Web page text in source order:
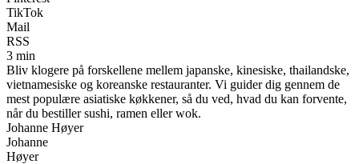
TikTok
Mail
RSS
3 min
Bliv klogere på forskellene mellem japanske, kinesiske, thailandske,
vietnamesiske og koreanske restauranter. Vi guider dig gennem de
mest populære asiatiske køkkener, så du ved, hvad du kan forvente,
når du bestiller sushi, ramen eller wok.
Johanne Høyer
Johanne
Høyer